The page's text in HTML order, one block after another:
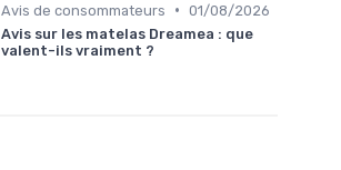
Avis de consommateurs • 01/08/2026
Avis sur les matelas Dreamea : que
valent-ils vraiment ?